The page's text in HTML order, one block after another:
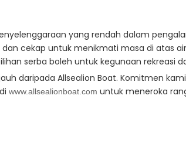
yang rendah dalam
cekap untuk menikmati masa di atas
serba boleh untuk kegunaan rekreasi
daripada Allsealion Boat. Komitmen
www.allsealionboat.com untuk meneroka